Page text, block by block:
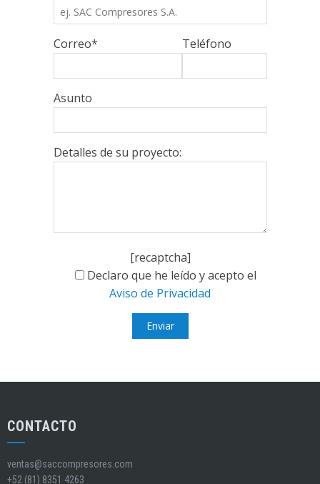
Correo* Teléfono
Asunto
Detalles de su proyecto:
[recaptcha]
Declaro que he leído y acepto el
Aviso de Privacidad
CONTACTO
ventas@saccompresores.com
+52 (81) 8351 4263